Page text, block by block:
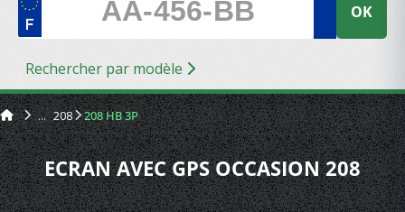
OK
Rechercher par modèle
208 208 HB 3P
ECRAN AVEC GPS OCCASION 208